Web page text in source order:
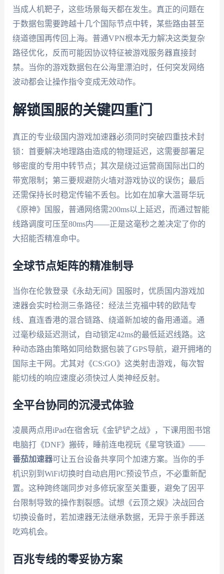
当成人机靶子，这些场景每天都在发生。真正的问题在
于数据包需要跨越十几个国际节点中转，某些路由甚至
绕道德国再传回上海。普通VPN根本无力解决这类复杂
路径优化，反而可能因协议特征被游戏服务器直接封
禁。当你的游戏数据包在公海里漂泊时，任何突发网络
波动都会让操作指令变成无效动作。
解锁国服的关键四重门
真正的专业级国内游戏加速器必须同时突破四重技术封
锁：首要解决地理路由造成的物理延迟，这需要部署足
够密度的专用中转节点；其次是绕过运营商国际出口的
带宽限制；第三要规避防火墙对游戏协议的误伤；最后
还需保持长时稳定传输不丢包。比如在加拿大温哥华玩
《原神》国服，普通网络需200ms以上延迟，而通过智能
线路调度可压至80ms内——正是这毫秒之差决定了你的
大招能否精准命中。
全球节点矩阵的精准制导
当你在伦敦登录《永劫无间》国服时，优质国内游戏加
速器会实时检测三条路径：经法兰克福中转的欧陆专
线、直连香港的混合链路、绕道新加坡的备用通道。通
过毫秒级延迟测试，自动锁定42ms的最低延迟线路。这
种动态路由策略如同给数据包装了GPS导航，避开拥堵的
国际主干网。尤其对《CS:GO》这类射击游戏，每次智
能切线的响应速度必须快过人类神经反射。
全平台协同的沉浸式体验
凌晨两点用iPad在宿舍玩《金铲铲之战》，下课用图书馆
电脑打《DNF》搬砖，睡前连电视玩《星穹铁道》——
番茄加速器可让五台设备共享同个加速方案。当你的手
机识别到WiFi切换时自动启用PC预设节点，不必重新配
置。这种跨终端同步对多修玩家至关重要，避免了因平
台限制导致的操作割裂感。试想《云顶之娱》决战回合
切换设备时，若加速器无法继承数据，无异于亲手葬送
吃鸡机会。
百兆专线的零妥协方案